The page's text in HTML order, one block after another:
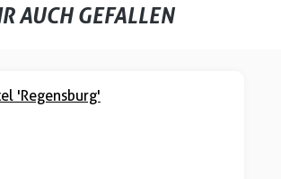
AUCH GEFALLEN